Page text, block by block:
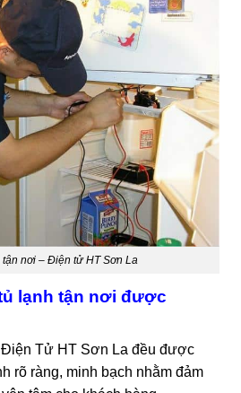
nơi – Điện tử HT Sơn La
lạnh tận nơi được
Điện Tử HT Sơn La đều được
rõ ràng, minh bạch nhằm đảm